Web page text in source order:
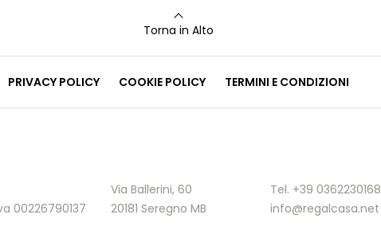
Torna in Alto
PRIVACY POLICY COOKIE POLICY TERMINI E CONDIZIONI
00226790137
Via Ballerini, 60
20181 Seregno MB
Tel. +39 0362230168
info@regalcasa.net